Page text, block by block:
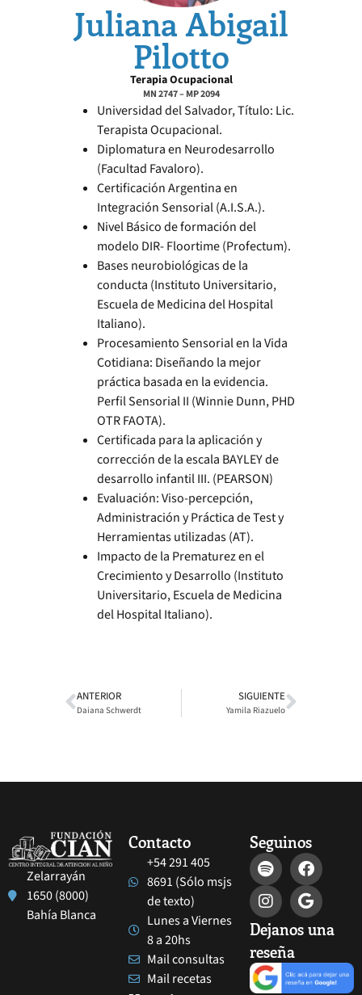
Juliana Abigail
Pilotto
Terapia Ocupacional
MN 2747 – MP 2094
Universidad del Salvador, Título: Lic.
Terapista Ocupacional.
Diplomatura en Neurodesarrollo
(Facultad Favaloro).
Certificación Argentina en
Integración Sensorial (A.I.S.A.).
Nivel Básico de formación del
modelo DIR- Floortime (Profectum).
Bases neurobiológicas de la
conducta (Instituto Universitario,
Escuela de Medicina del Hospital
Italiano).
Procesamiento Sensorial en la Vida
Cotidiana: Diseñando la mejor
práctica basada en la evidencia.
Perfil Sensorial II (Winnie Dunn, PHD
OTR FAOTA).
Certificada para la aplicación y
corrección de la escala BAYLEY de
desarrollo infantil III. (PEARSON)
Evaluación: Viso-percepción,
Administración y Práctica de Test y
Herramientas utilizadas (AT).
Impacto de la Prematurez en el
Crecimiento y Desarrollo (Instituto
Universitario, Escuela de Medicina
del Hospital Italiano).
ANTERIOR
Daiana Schwerdt
SIGUIENTE
Yamila Riazuelo
Zelarrayán
1650 (8000)
Bahía Blanca
Contacto
+54 291 405
8691 (Sólo msjs
de texto)
Lunes a Viernes
8 a 20hs
Mail consultas
Mail recetas
Seguinos
Dejanos una
reseña